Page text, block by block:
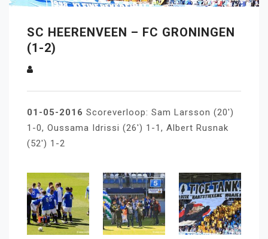
SC HEERENVEEN – FC GRONINGEN
(1-2)
01-05-2016 Scoreverloop: Sam Larsson (20′)
1-0, Oussama Idrissi (26′) 1-1, Albert Rusnak
(52′) 1-2